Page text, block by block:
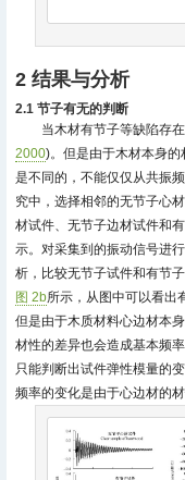
2 结果与分析
2.1 节子有无的判断
当木材有节子等缺陷存
2000)。但是由于木材本身
是不同的，不能仅仅从共振
究中，选择相邻的无节子心
材试件、无节子边材试件和
示。对采集到的振动信号进
析，比较无节子试件和有节
图 2b所示，从图中可以看出
但是由于木质材料心边材本
材性的差异也会造成基本频
只能判断出试件弹性模量的
频率的变化是由于心边材的